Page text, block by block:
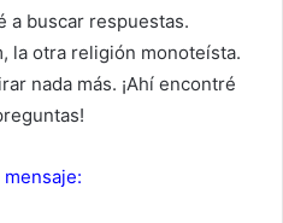
a buscar respuestas.
la otra religión monoteísta.
nada más. ¡Ahí encontré